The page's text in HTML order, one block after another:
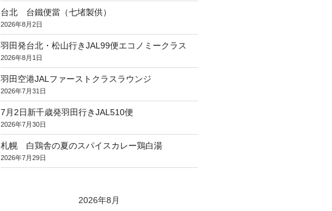
台北 台鐵便當（七堵製供）
2026年8月2日
羽田発台北・松山行きJAL99便エコノミークラス
2026年8月1日
羽田空港JALファーストクラスラウンジ
2026年7月31日
7月2日新千歳発羽田行きJAL510便
2026年7月30日
札幌 白鶏舎の夏のスパイスカレー鶏白湯
2026年7月29日
2026年8月